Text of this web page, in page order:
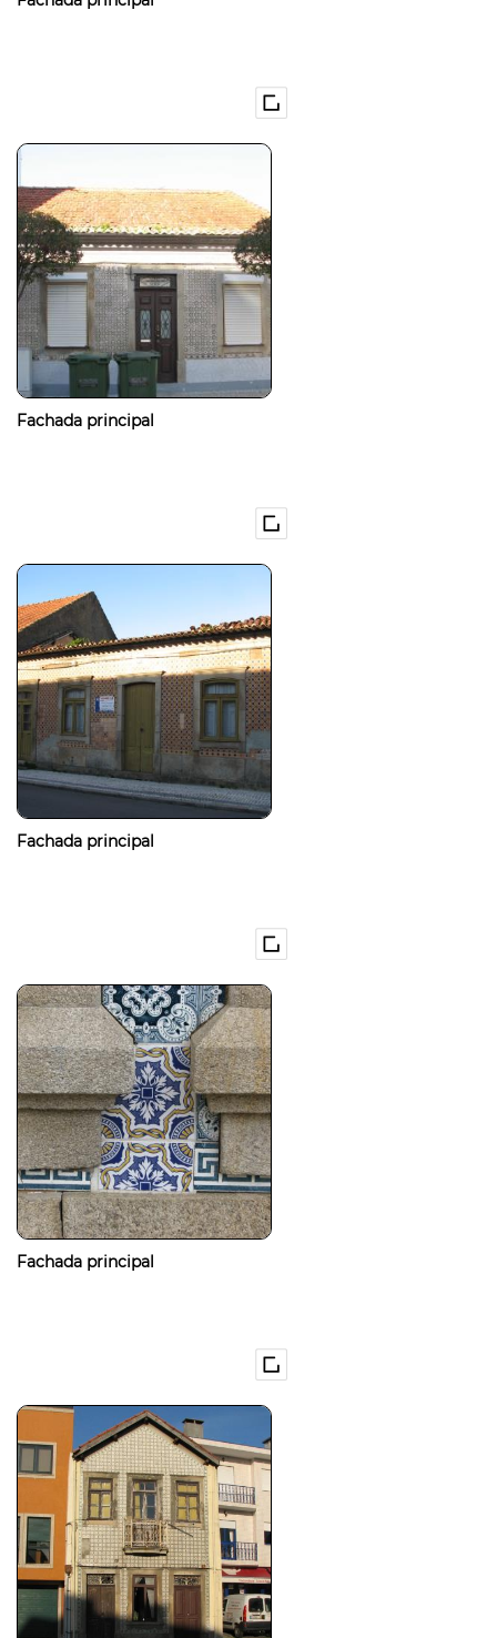
Fachada principal
Fachada principal
Fachada principal